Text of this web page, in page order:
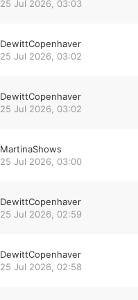
25 Jul 2026, 03:03
DewittCopenhaver
25 Jul 2026, 03:02
DewittCopenhaver
25 Jul 2026, 03:02
MartinaShows
25 Jul 2026, 03:00
DewittCopenhaver
25 Jul 2026, 02:59
DewittCopenhaver
25 Jul 2026, 02:58